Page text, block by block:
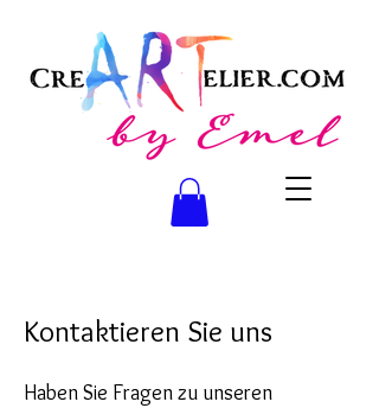
Kontaktieren Sie uns
Haben Sie Fragen zu unseren